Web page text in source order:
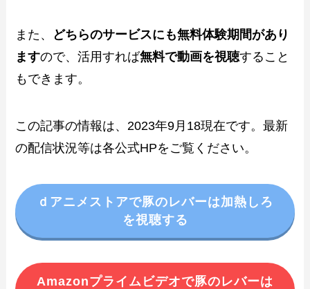
また、 どちらのサービスにも無料体験期間があり
ますので、活用すれば無料で動画を視聴すること
もできます。
この記事の情報は、2023年9月18現在です。最新
の配信状況等は各公式HPをご覧ください。
ｄアニメストアで豚のレバーは加熱しろ
を視聴する
Amazonプライムビデオで豚のレバーは